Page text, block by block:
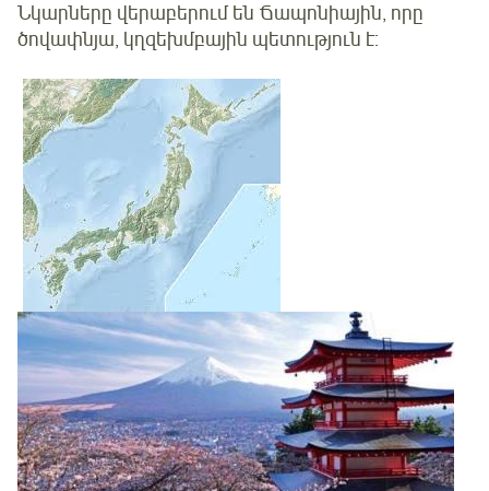
Նկարները վերաբերում են Ճապոնիային, որը
ծովափնյա, կղզեխմբային պետություն է: